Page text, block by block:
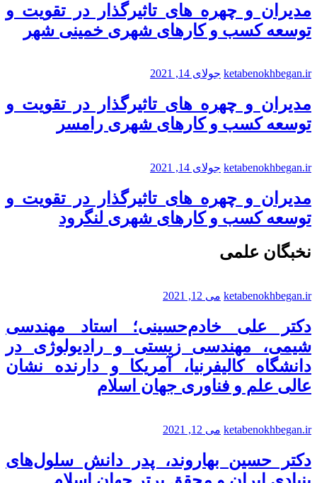
مدیران و چهره های تاثیرگذار در تقویت و
توسعه کسب و کارهای شهری خمینی شهر
ketabenokhbegan.ir جولای 14, 2021
مدیران و چهره های تاثیرگذار در تقویت و
توسعه کسب و کارهای شهری رامسر
ketabenokhbegan.ir جولای 14, 2021
مدیران و چهره های تاثیرگذار در تقویت و
توسعه کسب و کارهای شهری لنگرود
نخبگان علمی
ketabenokhbegan.ir می 12, 2021
دکتر علی خادم‌حسینی؛ استاد مهندسی
شیمی، مهندسی زیستی و رادیولوژی در
دانشگاه کالیفرنیا، آمریکا و دارنده نشان
عالی علم و فناوری جهان اسلام
ketabenokhbegan.ir می 12, 2021
دکتر حسین بهاروند، پدر دانش سلول‌های